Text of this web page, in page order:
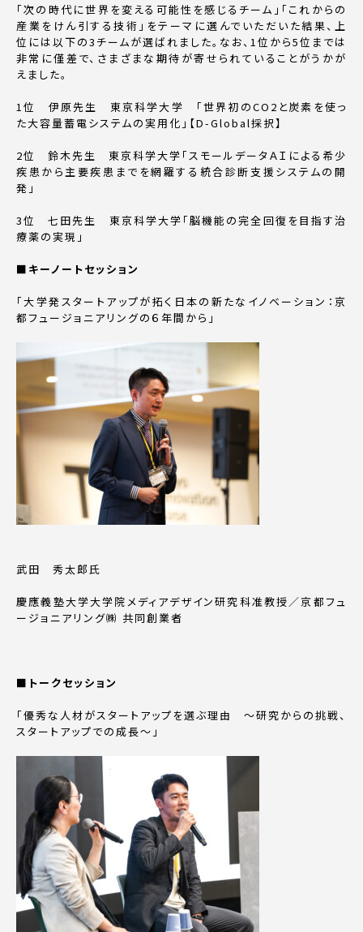
「次の時代に世界を変える可能性を感じるチーム」「これからの
産業をけん引する技術」をテーマに選んでいただいた結果、上
位には以下の3チームが選ばれました。なお、1位から5位までは
非常に僅差で、さまざまな期待が寄せられていることがうかが
えました。
1位 伊原先生 東京科学大学 「世界初のCO2と炭素を使っ
た大容量蓄電システムの実用化」【D-Global採択】
2位 鈴木先生 東京科学大学「スモールデータＡＩによる希少
疾患から主要疾患までを網羅する統合診断支援システムの開
発」
3位 七田先生 東京科学大学「脳機能の完全回復を目指す治
療薬の実現」
■キーノートセッション
「大学発スタートアップが拓く日本の新たなイノベーション：京
都フュージョニアリングの６年間から」
武田 秀太郎氏
慶應義塾大学大学院メディアデザイン研究科准教授／京都フュ
ージョニアリング㈱ 共同創業者
■トークセッション
「優秀な人材がスタートアップを選ぶ理由 ～研究からの挑戦、
スタートアップでの成長～」